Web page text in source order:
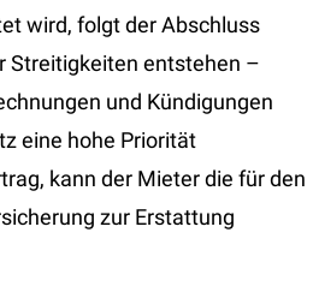
wird, folgt der Abschluss
Streitigkeiten entstehen –
und Kündigungen
eine hohe Priorität
kann der Mieter die für den
zur Erstattung